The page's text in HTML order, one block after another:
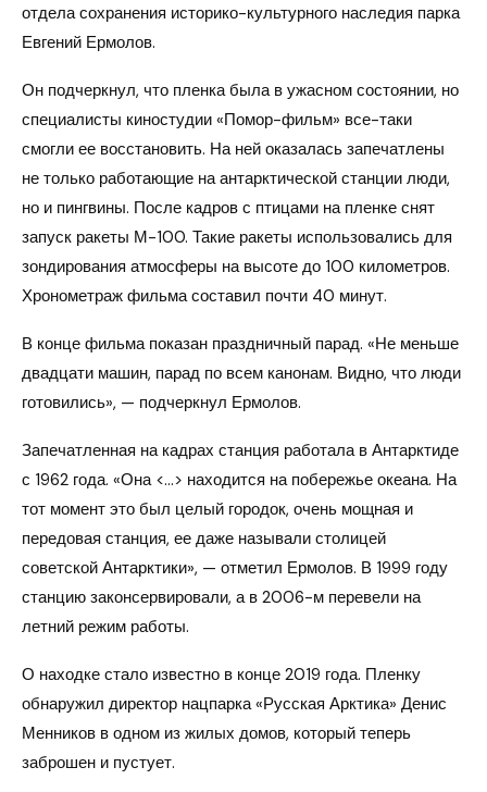
отдела сохранения историко-культурного наследия парка
Евгений Ермолов.
Он подчеркнул, что пленка была в ужасном состоянии, но
специалисты киностудии «Помор-фильм» все-таки
смогли ее восстановить. На ней оказалась запечатлены
не только работающие на антарктической станции люди,
но и пингвины. После кадров с птицами на пленке снят
запуск ракеты М-100. Такие ракеты использовались для
зондирования атмосферы на высоте до 100 километров.
Хронометраж фильма составил почти 40 минут.
В конце фильма показан праздничный парад. «Не меньше
двадцати машин, парад по всем канонам. Видно, что люди
готовились», — подчеркнул Ермолов.
Запечатленная на кадрах станция работала в Антарктиде
с 1962 года. «Она <…> находится на побережье океана. На
тот момент это был целый городок, очень мощная и
передовая станция, ее даже называли столицей
советской Антарктики», — отметил Ермолов. В 1999 году
станцию законсервировали, а в 2006-м перевели на
летний режим работы.
О находке стало известно в конце 2019 года. Пленку
обнаружил директор нацпарка «Русская Арктика» Денис
Менников в одном из жилых домов, который теперь
заброшен и пустует.